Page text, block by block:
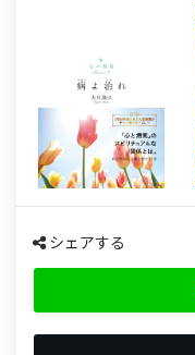
シェアする